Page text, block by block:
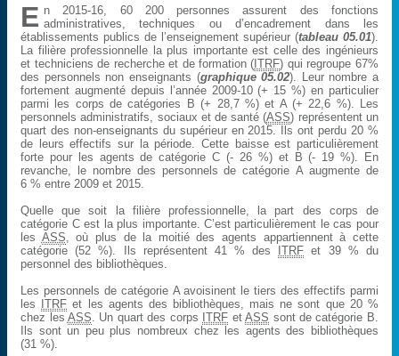
E n 2015-16, 60 200 personnes assurent des fonctions
administratives, techniques ou d’encadrement dans les
établissements publics de l’enseignement supérieur (tableau 05.01).
La filière professionnelle la plus importante est celle des ingénieurs
et techniciens de recherche et de formation ( ITRF) qui regroupe 67%
des personnels non enseignants (graphique 05.02). Leur nombre a
fortement augmenté depuis l’année 2009-10 (+ 15 %) en particulier
parmi les corps de catégories B (+ 28,7 %) et A (+ 22,6 %). Les
personnels administratifs, sociaux et de santé (ASS) représentent un
quart des non-enseignants du supérieur en 2015. Ils ont perdu 20 %
de leurs effectifs sur la période. Cette baisse est particulièrement
forte pour les agents de catégorie C (- 26 %) et B (- 19 %). En
revanche, le nombre des personnels de catégorie A augmente de
6 % entre 2009 et 2015.
Quelle que soit la filière professionnelle, la part des corps de
catégorie C est la plus importante. C’est particulièrement le cas pour
les ASS, où plus de la moitié des agents appartiennent à cette
catégorie (52 %). Ils représentent 41 % des
ITRF et 39 % du
personnel des bibliothèques.
Les personnels de catégorie A avoisinent le tiers des effectifs parmi
les
ITRF et les agents des bibliothèques, mais ne sont que 20 %
chez les ASS. Un quart des corps ITRF etASS sont de catégorie B.
Ils sont un peu plus nombreux chez les agents des bibliothèques
(31 %).